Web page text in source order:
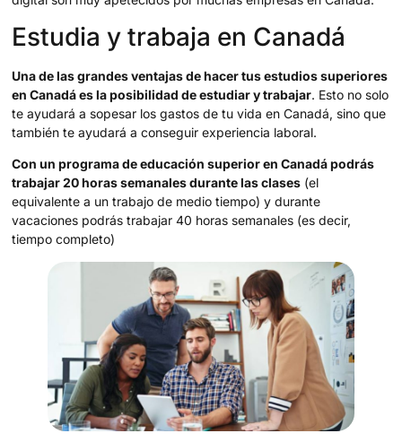
Estudia y trabaja en Canadá
Una de las grandes ventajas de hacer tus estudios superiores
en Canadá es la posibilidad de estudiar y trabajar. Esto no solo
te ayudará a sopesar los gastos de tu vida en Canadá, sino que
también te ayudará a conseguir experiencia laboral.
Con un programa de educación superior en Canadá podrás
trabajar 20 horas semanales durante las clases (el
equivalente a un trabajo de medio tiempo) y durante
vacaciones podrás trabajar 40 horas semanales (es decir,
tiempo completo)